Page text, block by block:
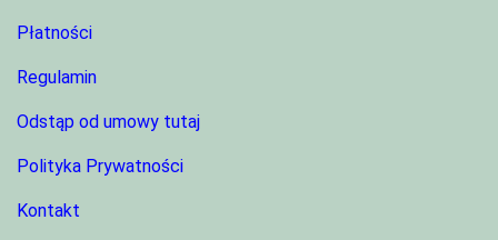
Płatności
Regulamin
Odstąp od umowy tutaj
Polityka Prywatności
Kontakt